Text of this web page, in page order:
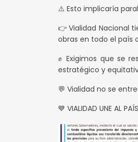
⚠️ Esto implicaría
👉 Vialidad Nacional
obras en todo el país
✊ Exigimos que se
estratégico y
💬 Vialidad no se
💙 VIALIDAD UNE AL